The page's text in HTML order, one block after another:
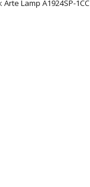
Lamp A1924SP-